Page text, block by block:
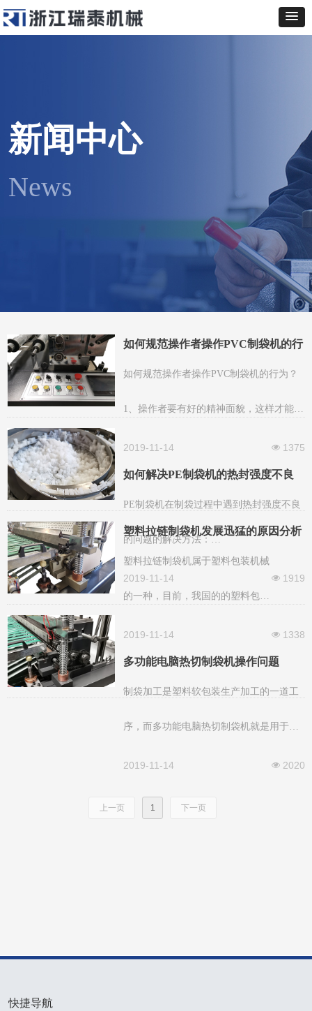
新闻中心
News
如何规范操作者操作PVC制袋机的行
如何规范操作者操作PVC制袋机的行为？
1、操作者要有好的精神面貌，这样才能能
保证安全、高效、按质、按量的完成制袋
任务。
넶 1375
2019-11-14
如何解决PE制袋机的热封强度不良
PE制袋机在制袋过程中遇到热封强度不良
的问题的解决方法：
1、采用保温老化促进粘合剂硬化，这样可
넶 1919
2019-11-14
塑料拉链制袋机发展迅猛的原因分析
塑料拉链制袋机属于塑料包装机械
的一种，目前，我国的的塑料包装
机械行业已经成为众多传统机械制
造业中发展迅猛的行业之一，年需
求量巨大。为何我国的塑料包装机
넶 1338
2019-11-14
多功能电脑热切制袋机操作问题
制袋加工是塑料软包装生产加工的一道工
序，而多功能电脑热切制袋机就是用于完
成制袋加工的设备。如果制袋的质量不
高，就会导致之前的工序都要从头来过，
넶 2020
2019-11-14
上一页 1 下一页
快捷导航